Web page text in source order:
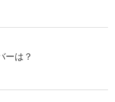
ーは？